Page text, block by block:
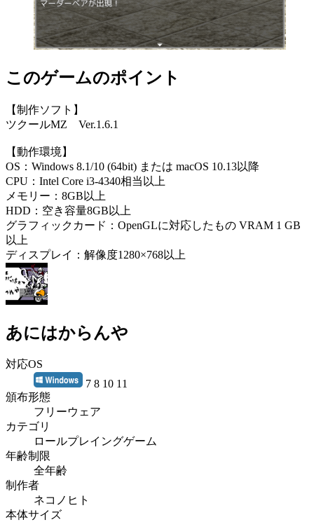
このゲームのポイント
【制作ソフト】
ツクールMZ Ver.1.6.1
【動作環境】
OS：Windows 8.1/10 (64bit) または macOS 10.13以降
CPU：Intel Core i3-4340相当以上
メモリー：8GB以上
HDD：空き容量8GB以上
グラフィックカード：OpenGLに対応したもの VRAM 1 GB
以上
ディスプレイ：解像度1280×768以上
あにはからんや
対応OS
7 8 10 11
頒布形態
フリーウェア
カテゴリ
ロールプレイングゲーム
年齢制限
全年齢
制作者
ネコノヒト
本体サイズ